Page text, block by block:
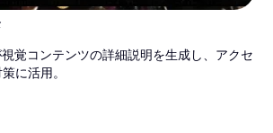
覚コンテンツの詳細説明を生成し、アクセ
に活用。